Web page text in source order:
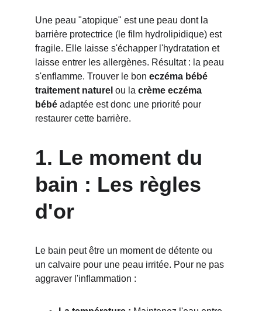
Une peau "atopique" est une peau dont la
barrière protectrice (le film hydrolipidique) est
fragile. Elle laisse s'échapper l'hydratation et
laisse entrer les allergènes. Résultat : la peau
s'enflamme. Trouver le bon eczéma bébé
traitement naturel ou la crème eczéma
bébé adaptée est donc une priorité pour
restaurer cette barrière.
1. Le moment du
bain : Les règles
d'or
Le bain peut être un moment de détente ou
un calvaire pour une peau irritée. Pour ne pas
aggraver l'inflammation :